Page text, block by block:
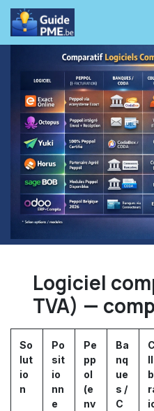
Se rendre au contenu
Logiciel
TVA) —
So
lut
io
n
Po
sit
io
nn
e
Pe
pp
ol
(e
nv
Ba
nq
ue
s /
C